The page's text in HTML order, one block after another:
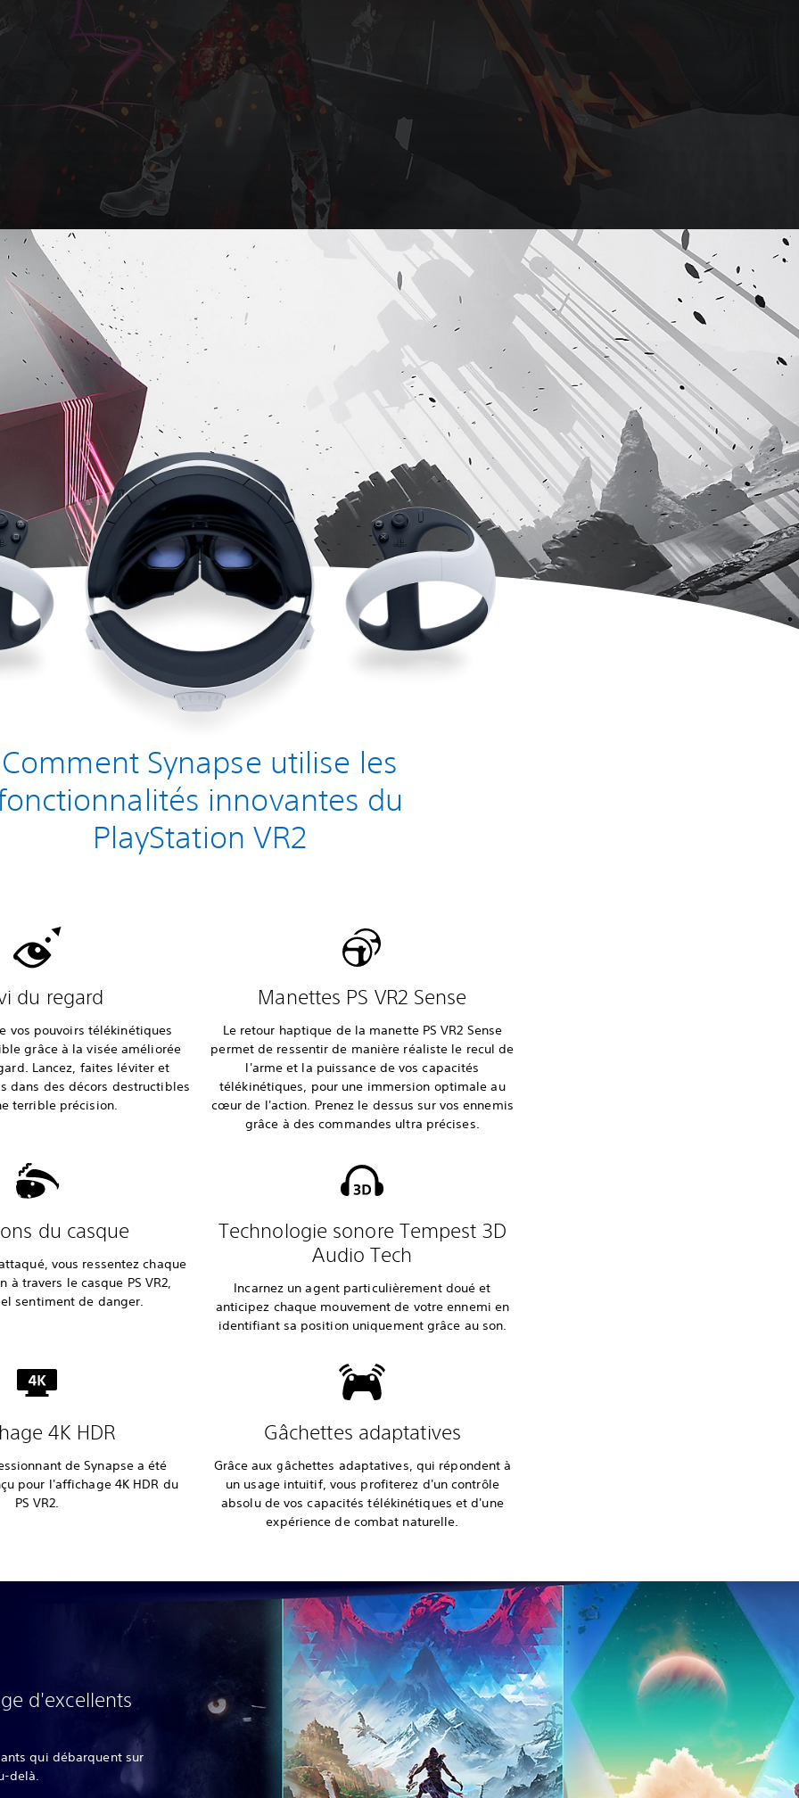
Comment Synapse utilise les
innovantes du
PlayStation VR2
du regard
vos pouvoirs télékinétiques
grâce à la visée améliorée
Lancez, faites léviter et
dans des décors destructibles
terrible précision.
Manettes PS VR2 Sense
Le retour haptique de la manette PS VR2 Sense
permet de ressentir de manière réaliste le recul de
l'arme et la puissance de vos capacités
télékinétiques, pour une immersion optimale au
cœur de l'action. Prenez le dessus sur vos ennemis
grâce à des commandes ultra précises.
du casque
vous ressentez chaque
à travers le casque PS VR2,
sentiment de danger.
Technologie sonore Tempest 3D
Audio Tech
Incarnez un agent particulièrement doué et
anticipez chaque mouvement de votre ennemi en
identifiant sa position uniquement grâce au son.
4K HDR
de Synapse a été
pour l'affichage 4K HDR du
PS VR2.
Gâchettes adaptatives
Grâce aux gâchettes adaptatives, qui répondent à
un usage intuitif, vous profiterez d'un contrôle
absolu de vos capacités télékinétiques et d'une
expérience de combat naturelle.
d'excellents
qui débarquent sur
delà.